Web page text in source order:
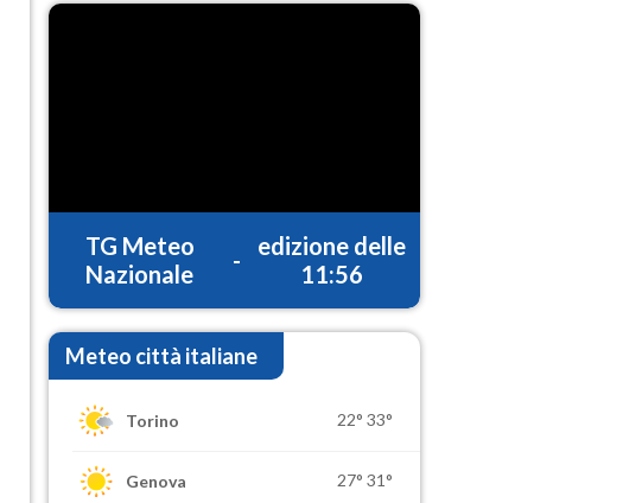
TG Meteo
Nazionale
-
edizione delle
11:56
Meteo città italiane
Torino 22° 33°
Genova 27° 31°